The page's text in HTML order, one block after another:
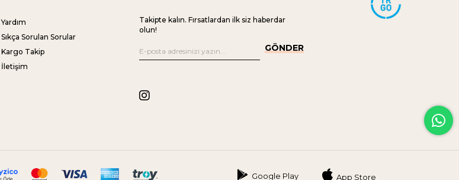
Yardım
Sıkça Sorulan Sorular
Kargo Takip
İletişim
Takipte kalın. Fırsatlardan ilk siz haberdar
olun!
GÖNDER
Google Play App Store